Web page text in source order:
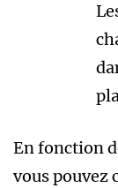
En fonction
vous pouvez